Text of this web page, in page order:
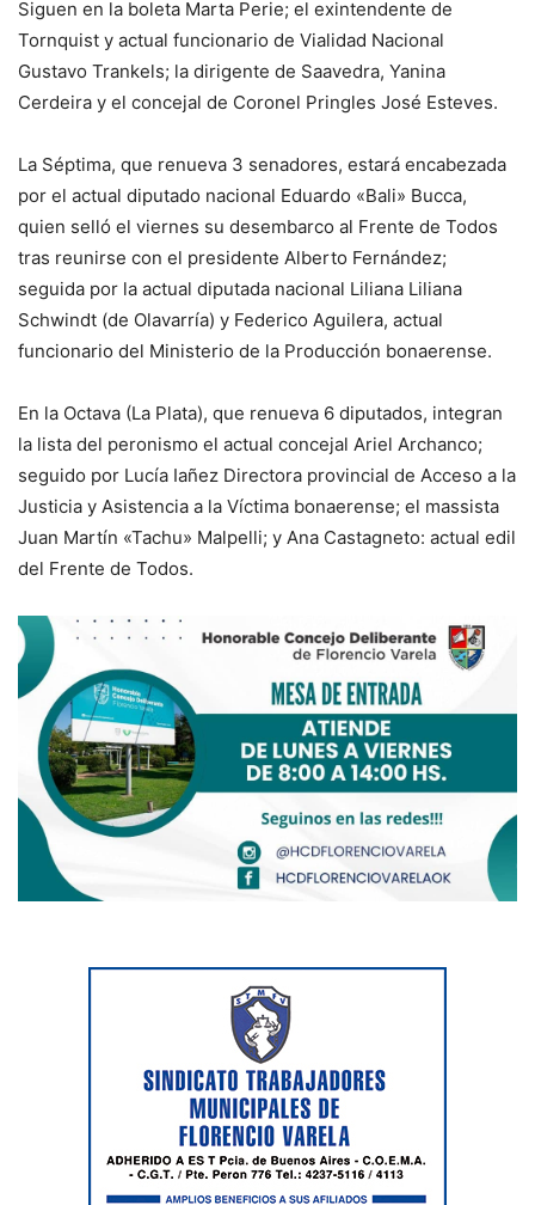
Siguen en la boleta Marta Perie; el exintendente de
Tornquist y actual funcionario de Vialidad Nacional
Gustavo Trankels; la dirigente de Saavedra, Yanina
Cerdeira y el concejal de Coronel Pringles José Esteves.
La Séptima, que renueva 3 senadores, estará encabezada
por el actual diputado nacional Eduardo «Bali» Bucca,
quien selló el viernes su desembarco al Frente de Todos
tras reunirse con el presidente Alberto Fernández;
seguida por la actual diputada nacional Liliana Liliana
Schwindt (de Olavarría) y Federico Aguilera, actual
funcionario del Ministerio de la Producción bonaerense.
En la Octava (La Plata), que renueva 6 diputados, integran
la lista del peronismo el actual concejal Ariel Archanco;
seguido por Lucía Iañez Directora provincial de Acceso a la
Justicia y Asistencia a la Víctima bonaerense; el massista
Juan Martín «Tachu» Malpelli; y Ana Castagneto: actual edil
del Frente de Todos.